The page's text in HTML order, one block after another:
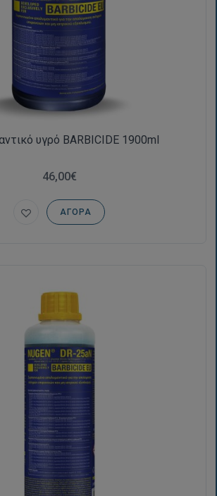
υγρό BARBICIDE 1900ml
46,00€
ΑΓΟΡΆ